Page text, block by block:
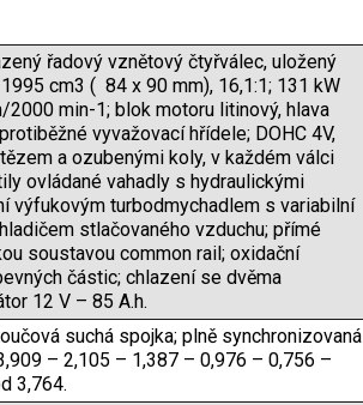
řadový vznětový čtyřválec, uložený
cm3 ( 84 x 90 mm), 16,1:1; 131 kW
min-1; blok motoru litinový, hlava
vyvažovací hřídele; DOHC 4V,
a ozubenými koly, v každém válci
ovládané vahadly s hydraulickými
výfukovým turbodmychadlem s variabilní
stlačovaného vzduchu; přímé
soustavou common rail; oxidační
částic; chlazení se dvěma
12 V – 85 A.h.
suchá spojka; plně synchronizovaná
– 2,105 – 1,387 – 0,976 – 0,756 –
3,764.